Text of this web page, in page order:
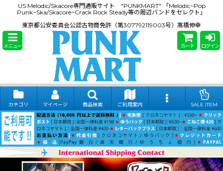
US Melodic/Skacore専門通販サイト "PUNKMART" 「Melodic~Pop
Punk~Ska/Skacore~Crack Rock Steady等の周辺バンドをセレクト」
東京都公安委員会公認古物商免許（第307792119003号）髙橋伸幸
メニュー カート ログイン
カテゴリ マイページ 商品検索 ご利用案内 SALE ITEM